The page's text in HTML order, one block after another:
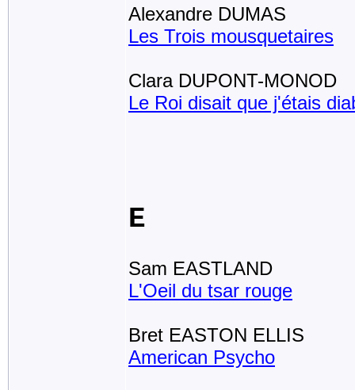
Alexandre DUMAS
Les Trois mousquetaires
Clara DUPONT-MONOD
Le Roi disait que j'étais
E
Sam EASTLAND
L'Oeil du tsar rouge
Bret EASTON ELLIS
American Psycho